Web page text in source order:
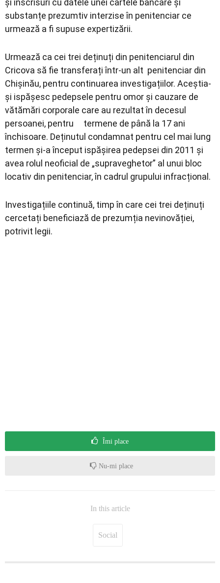
și înscrisuri cu datele unei cartele bancare și
substanțe prezumtiv interzise în penitenciar ce
urmează a fi supuse expertizării.
Urmează ca cei trei deținuți din penitenciarul din
Cricova să fie transferați într-un alt penitenciar din
Chișinău, pentru continuarea investigațiilor. Aceștia-
și ispășesc pedepsele pentru omor și cauzare de
vătămări corporale care au rezultat în decesul
persoanei, pentru termene de până la 17 ani
închisoare. Deținutul condamnat pentru cel mai lung
termen și-a început ispășirea pedepsei din 2011 și
avea rolul neoficial de „supraveghetor” al unui bloc
locativ din penitenciar, în cadrul grupului infracțional.
Investigațiile continuă, timp în care cei trei deținuți
cercetați beneficiază de prezumția nevinovăției,
potrivit legii.
Îmi place
Nu-mi place
In this article
Social